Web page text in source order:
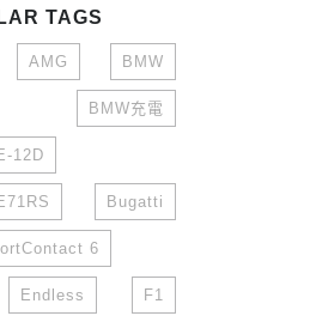
TAGS
AMG BMW
BMW充電
12D
Bugatti
6
Endless F1